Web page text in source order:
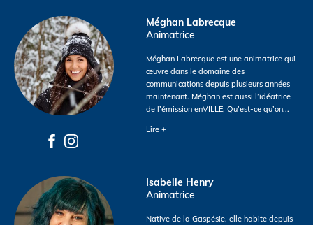
Méghan Labrecque
Animatrice
Méghan Labrecque est une animatrice qui
œuvre dans le domaine des
communications depuis plusieurs années
maintenant. Méghan est aussi l’idéatrice
de l’émission enVILLE, Qu’est-ce qu’on...
Lire +
Isabelle Henry
Animatrice
Native de la Gaspésie, elle habite depuis